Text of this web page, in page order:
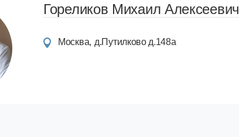
Гореликов Михаил Алексеевич
Москва д.Путилково д.148а